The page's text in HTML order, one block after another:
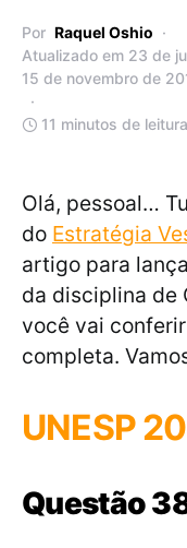
Por Raquel Oshio
Atualizado em 23 de
15 de novembro de
11 minutos de leitura
Olá, pessoal…
do Estratégia
artigo para
da disciplina de
você vai
completa.
UNESP
Questão